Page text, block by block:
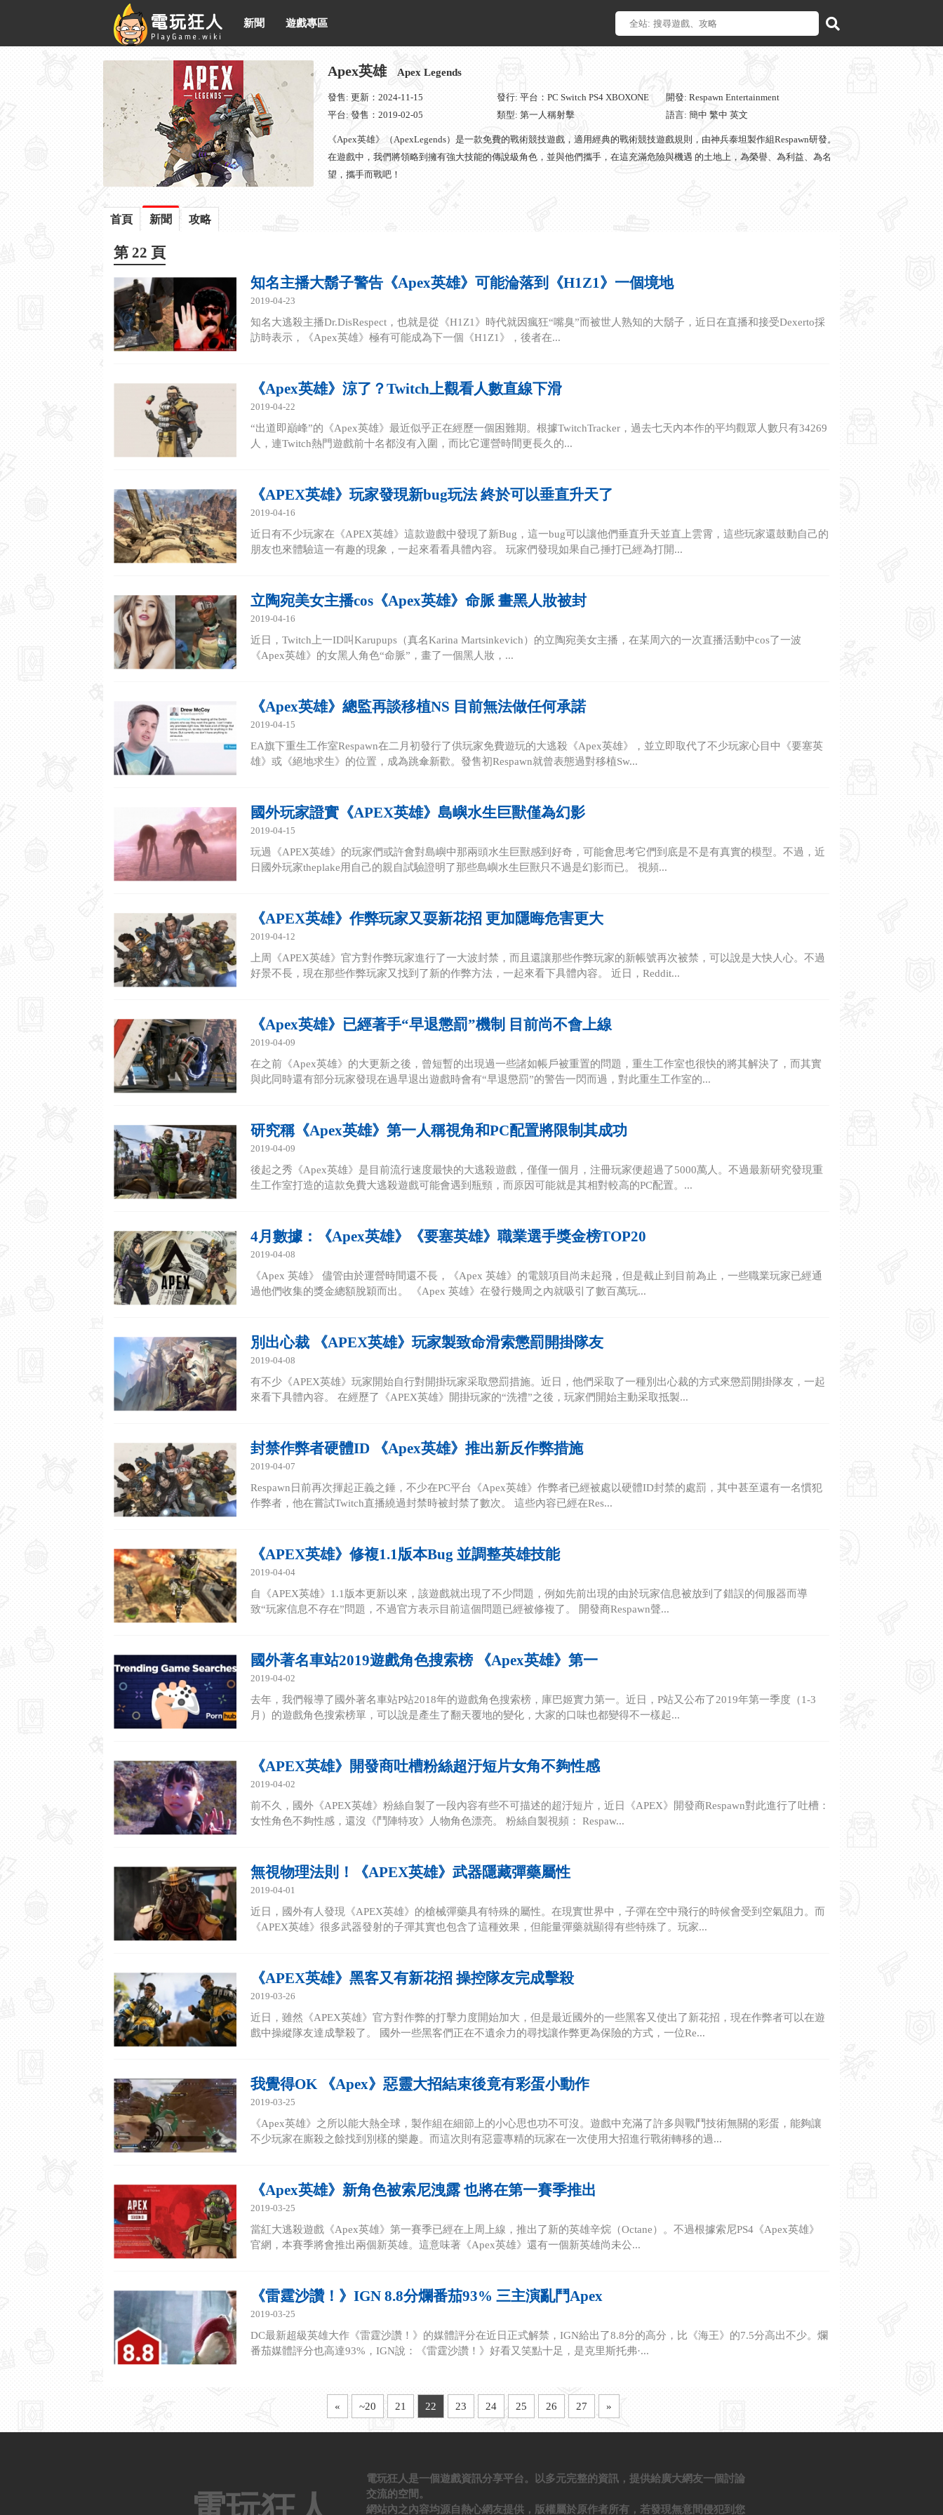
新聞 遊戲專區
Apex英雄 Apex Legends
發售: 更新：2024-11-15 發行: 平台：PC Switch PS4 XBOXONE
開發: Respawn Entertainment
平台: 發售：2019-02-05
類型: 第一人稱射擊 語言: 簡中 繁中 英文
《Apex英雄》（ApexLegends）是一款免費的戰術競技遊戲，適用經典的戰術競技遊戲規則，由神兵泰坦製作組Respawn研發。
在遊戲中，我們將領略到擁有強大技能的傳說級角色，並與他們攜手，在這充滿危險與機遇 的土地上，為榮譽、為利益、為名
望，攜手而戰吧！
首頁 新聞 攻略
第 22 頁
知名主播大鬍子警告《Apex英雄》可能淪落到《H1Z1》一個境地
2019-04-23
知名大逃殺主播Dr.DisRespect，也就是從《H1Z1》時代就因瘋狂“嘴臭”而被世人熟知的大鬍子，近日在直播和接受Dexerto採
訪時表示，《Apex英雄》極有可能成為下一個《H1Z1》，後者在...
《Apex英雄》涼了？Twitch上觀看人數直線下滑
2019-04-22
“出道即巔峰”的《Apex英雄》最近似乎正在經歷一個困難期。根據TwitchTracker，過去七天內本作的平均觀眾人數只有34269
人，連Twitch熱門遊戲前十名都沒有入圍，而比它運營時間更長久的...
《APEX英雄》玩家發現新bug玩法 終於可以垂直升天了
2019-04-16
近日有不少玩家在《APEX英雄》這款遊戲中發現了新Bug，這一bug可以讓他們垂直升天並直上雲霄，這些玩家還鼓動自己的
朋友也來體驗這一有趣的現象，一起來看看具體內容。 玩家們發現如果自己捶打已經為打開...
立陶宛美女主播cos《Apex英雄》命脈 畫黑人妝被封
2019-04-16
近日，Twitch上一ID叫Karupups（真名Karina Martsinkevich）的立陶宛美女主播，在某周六的一次直播活動中cos了一波
《Apex英雄》的女黑人角色“命脈”，畫了一個黑人妝，...
《Apex英雄》總監再談移植NS 目前無法做任何承諾
2019-04-15
EA旗下重生工作室Respawn在二月初發行了供玩家免費遊玩的大逃殺《Apex英雄》，並立即取代了不少玩家心目中《要塞英
雄》或《絕地求生》的位置，成為跳傘新歡。發售初Respawn就曾表態過對移植Sw...
國外玩家證實《APEX英雄》島嶼水生巨獸僅為幻影
2019-04-15
玩過《APEX英雄》的玩家們或許會對島嶼中那兩頭水生巨獸感到好奇，可能會思考它們到底是不是有真實的模型。不過，近
日國外玩家theplake用自己的親自試驗證明了那些島嶼水生巨獸只不過是幻影而已。 視頻...
《APEX英雄》作弊玩家又耍新花招 更加隱晦危害更大
2019-04-12
上周《APEX英雄》官方對作弊玩家進行了一大波封禁，而且還讓那些作弊玩家的新帳號再次被禁，可以說是大快人心。不過
好景不長，現在那些作弊玩家又找到了新的作弊方法，一起來看下具體內容。 近日，Reddit...
《Apex英雄》已經著手“早退懲罰”機制 目前尚不會上線
2019-04-09
在之前《Apex英雄》的大更新之後，曾短暫的出現過一些諸如帳戶被重置的問題，重生工作室也很快的將其解決了，而其實
與此同時還有部分玩家發現在過早退出遊戲時會有“早退懲罰”的警告一閃而過，對此重生工作室的...
研究稱《Apex英雄》第一人稱視角和PC配置將限制其成功
2019-04-09
後起之秀《Apex英雄》是目前流行速度最快的大逃殺遊戲，僅僅一個月，注冊玩家便超過了5000萬人。不過最新研究發現重
生工作室打造的這款免費大逃殺遊戲可能會遇到瓶頸，而原因可能就是其相對較高的PC配置。...
4月數據：《Apex英雄》《要塞英雄》職業選手獎金榜TOP20
2019-04-08
《Apex 英雄》 儘管由於運營時間還不長，《Apex 英雄》的電競項目尚未起飛，但是截止到目前為止，一些職業玩家已經通
過他們收集的獎金總額脫穎而出。 《Apex 英雄》在發行幾周之內就吸引了數百萬玩...
別出心裁 《APEX英雄》玩家製致命滑索懲罰開掛隊友
2019-04-08
有不少《APEX英雄》玩家開始自行對開掛玩家采取懲罰措施。近日，他們采取了一種別出心裁的方式來懲罰開掛隊友，一起
來看下具體內容。 在經歷了《APEX英雄》開掛玩家的“洗禮”之後，玩家們開始主動采取抵製...
封禁作弊者硬體ID 《Apex英雄》推出新反作弊措施
2019-04-07
Respawn日前再次揮起正義之錘，不少在PC平台《Apex英雄》作弊者已經被處以硬體ID封禁的處罰，其中甚至還有一名慣犯
作弊者，他在嘗試Twitch直播繞過封禁時被封禁了數次。 這些內容已經在Res...
《APEX英雄》修複1.1版本Bug 並調整英雄技能
2019-04-04
自《APEX英雄》1.1版本更新以來，該遊戲就出現了不少問題，例如先前出現的由於玩家信息被放到了錯誤的伺服器而導
致“玩家信息不存在”問題，不過官方表示目前這個問題已經被修複了。 開發商Respawn聲...
國外著名車站2019遊戲角色搜索榜 《Apex英雄》第一
2019-04-02
去年，我們報導了國外著名車站P站2018年的遊戲角色搜索榜，庫巴姬實力第一。近日，P站又公布了2019年第一季度（1-3
月）的遊戲角色搜索榜單，可以說是產生了翻天覆地的變化，大家的口味也都變得不一樣起...
《APEX英雄》開發商吐槽粉絲超汙短片女角不夠性感
2019-04-02
前不久，國外《APEX英雄》粉絲自製了一段內容有些不可描述的超汙短片，近日《APEX》開發商Respawn對此進行了吐槽：
女性角色不夠性感，還沒《鬥陣特攻》人物角色漂亮。 粉絲自製視頻： Respaw...
無視物理法則！《APEX英雄》武器隱藏彈藥屬性
2019-04-01
近日，國外有人發現《APEX英雄》的槍械彈藥具有特殊的屬性。在現實世界中，子彈在空中飛行的時候會受到空氣阻力。而
《APEX英雄》很多武器發射的子彈其實也包含了這種效果，但能量彈藥就顯得有些特殊了。玩家...
《APEX英雄》黑客又有新花招 操控隊友完成擊殺
2019-03-26
近日，雖然《APEX英雄》官方對作弊的打擊力度開始加大，但是最近國外的一些黑客又使出了新花招，現在作弊者可以在遊
戲中操縱隊友達成擊殺了。 國外一些黑客們正在不遺余力的尋找讓作弊更為保險的方式，一位Re...
我覺得OK 《Apex》惡靈大招結束後竟有彩蛋小動作
2019-03-25
《Apex英雄》之所以能大熱全球，製作組在細節上的小心思也功不可沒。遊戲中充滿了許多與戰鬥技術無關的彩蛋，能夠讓
不少玩家在廝殺之餘找到別樣的樂趣。而這次則有惡靈專精的玩家在一次使用大招進行戰術轉移的過...
《Apex英雄》新角色被索尼洩露 也將在第一賽季推出
2019-03-25
當紅大逃殺遊戲《Apex英雄》第一賽季已經在上周上線，推出了新的英雄辛烷（Octane）。不過根據索尼PS4《Apex英雄》
官網，本賽季將會推出兩個新英雄。這意味著《Apex英雄》還有一個新英雄尚未公...
《雷霆沙讚！》IGN 8.8分爛番茄93% 三主演亂鬥Apex
2019-03-25
DC最新超級英雄大作《雷霆沙讚！》的媒體評分在近日正式解禁，IGN給出了8.8分的高分，比《海王》的7.5分高出不少。爛
番茄媒體評分也高達93%，IGN說：《雷霆沙讚！》好看又笑點十足，是克里斯托弗·...
« ~20 21 22 23 24 25 26 27 »
電玩狂人是一個遊戲資訊分享平台。以多元完整的資訊，提供給廣大網友一個討論
交流的空間。
網站內之內容均源自熱心網友提供，版權屬於原作者所有，若發現無意間侵犯到您